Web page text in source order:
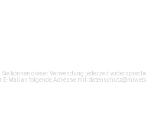
können dieser Verwendung jederzeit
Mail an folgende Adresse mit: